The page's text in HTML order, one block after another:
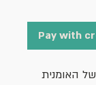
האומנית